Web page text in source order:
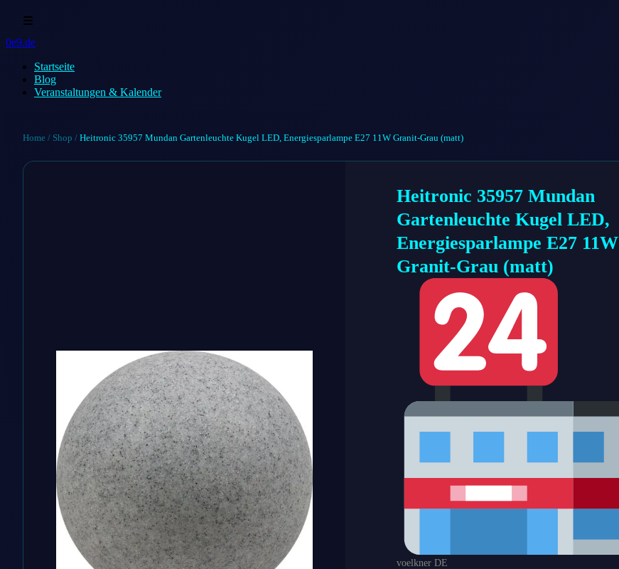
☰
0e9.de
Startseite
Blog
Veranstaltungen & Kalender
Home / Shop / Heitronic 35957 Mundan Gartenleuchte Kugel LED, Energiesparlampe E27 11W Granit-Grau (matt)
Heitronic 35957 Mundan
Gartenleuchte Kugel LED,
Energiesparlampe E27 11W
Granit-Grau (matt)
voelkner DE